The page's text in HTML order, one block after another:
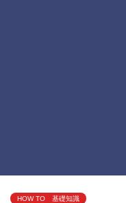
HOW TO 基礎知識